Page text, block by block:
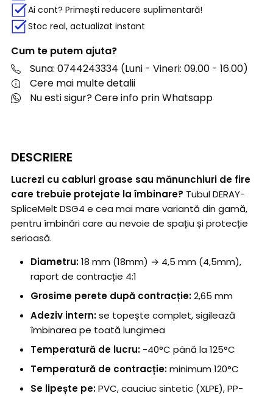
Ai cont? Primești reducere suplimentară!
Stoc real, actualizat instant
Cum te putem ajuta?
Suna: 0744243334 (Luni - Vineri: 09.00 - 16.00)
Cere mai multe detalii
Nu esti sigur? Cere info prin Whatsapp
DESCRIERE
Lucrezi cu cabluri groase sau mănunchiuri de fire
care trebuie protejate la îmbinare? Tubul DERAY-
SpliceMelt DSG4 e cea mai mare variantă din gamă,
pentru îmbinări care au nevoie de spațiu și protecție
serioasă.
Diametru:18 mm (18mm) → 4,5 mm (4,5mm),
raport de contracție 4:1
Grosime perete după contracție:2,65 mm
Adeziv intern:se topește complet, sigilează
îmbinarea pe toată lungimea
Temperatură de lucru: -40°C până la 125°C
Temperatură de contracție:minimum 120°C
Se lipește pe:PVC, cauciuc sintetic (XLPE), PP-